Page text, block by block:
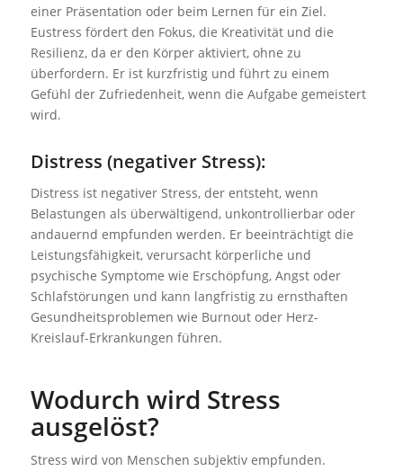
einer Präsentation oder beim Lernen für ein Ziel.
Eustress fördert den Fokus, die Kreativität und die
Resilienz, da er den Körper aktiviert, ohne zu
überfordern. Er ist kurzfristig und führt zu einem
Gefühl der Zufriedenheit, wenn die Aufgabe gemeistert
wird.
Distress (negativer Stress):
Distress ist negativer Stress, der entsteht, wenn
Belastungen als überwältigend, unkontrollierbar oder
andauernd empfunden werden. Er beeinträchtigt die
Leistungsfähigkeit, verursacht körperliche und
psychische Symptome wie Erschöpfung, Angst oder
Schlafstörungen und kann langfristig zu ernsthaften
Gesundheitsproblemen wie Burnout oder Herz-
Kreislauf-Erkrankungen führen.
Wodurch wird Stress
ausgelöst?
Stress wird von Menschen subjektiv empfunden.